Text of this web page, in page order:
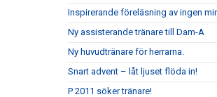
Inspirerande föreläsning av ingen
Ny assisterande tränare till Dam-A
Ny huvudtränare för herrarna.
Snart advent – låt ljuset flöda in!
P 2011 söker tränare!